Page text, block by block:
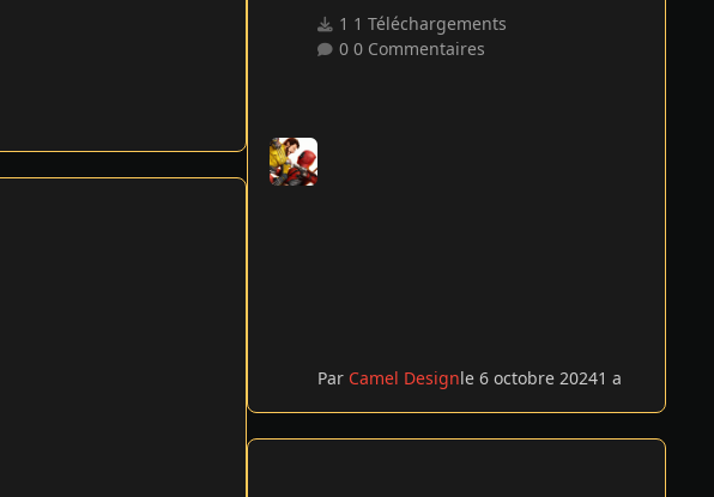
1 Téléchargements
0 Commentaires
Par Camel Designle 6 octobre 20241 a